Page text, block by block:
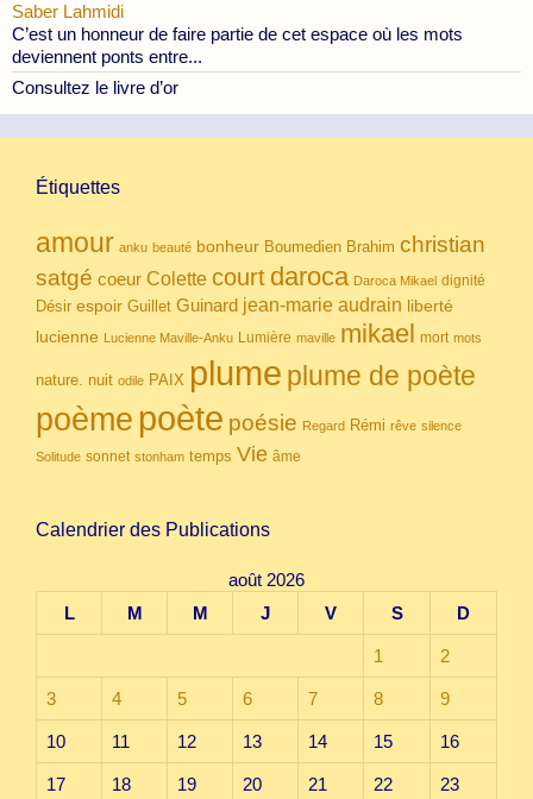
Saber Lahmidi
C’est un honneur de faire partie de cet espace où les mots
deviennent ponts entre...
Consultez le livre d’or
Étiquettes
amour anku beauté bonheur Boumedien Brahim christian
satgé coeur Colette court daroca Daroca Mikael dignité
Désir espoir Guillet Guinard jean-marie audrain liberté
lucienne Lucienne Maville-Anku Lumière maville mikael mort mots
nature. nuit odile PAIX plume plume de poète
poème poète poésie Regard Rémi rêve silence
Solitude sonnet stonham temps Vie âme
Calendrier des Publications
août 2026
L
M M J V S D
1 2
3 4 5 6 7 8 9
10 11 12 13 14 15 16
17 18 19 20 21 22 23